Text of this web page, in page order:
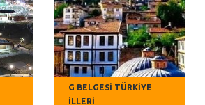
G BELGESI TÜRKIYE
İLLERI